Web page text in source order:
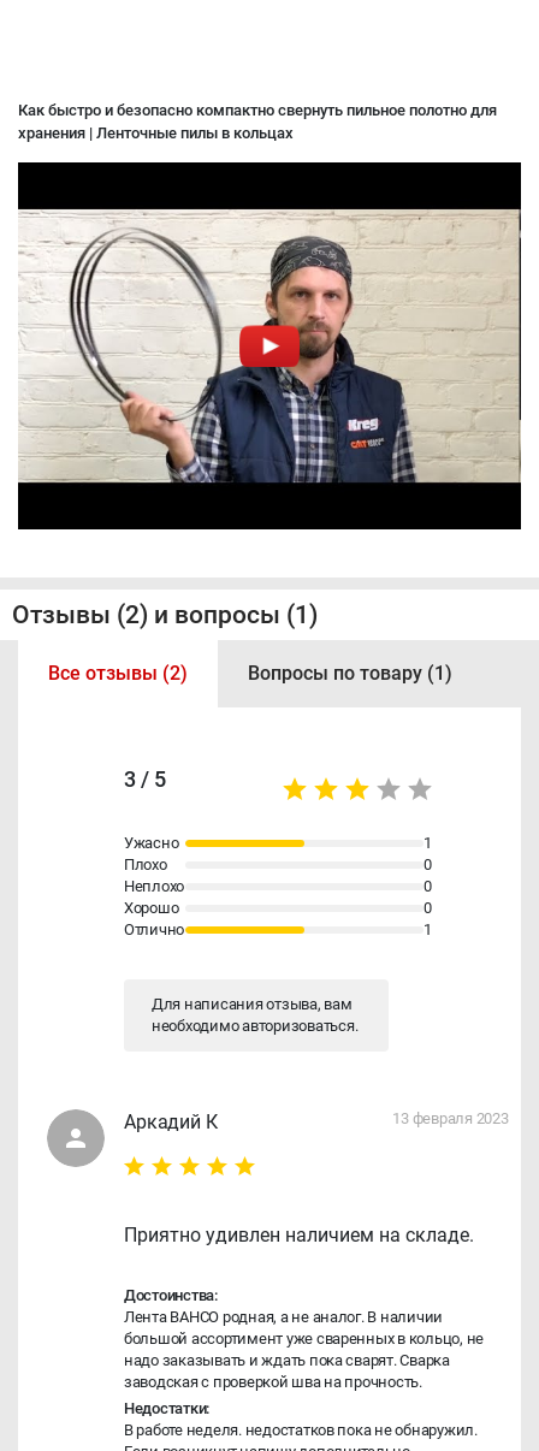
Как быстро и безопасно компактно свернуть пильное полотно для
хранения | Ленточные пилы в кольцах
Отзывы (2) и вопросы (1)
Все отзывы (2) Вопросы по товару (1)
Аркадий К 13 февраля 2023
Приятно удивлен наличием на складе.
Достоинства:
Лента BAHCO родная, а не аналог. В наличии
большой ассортимент уже сваренных в кольцо, не
надо заказывать и ждать пока сварят. Сварка
заводская с проверкой шва на прочность.
Недостатки:
В работе неделя. недостатков пока не обнаружил.
3 / 5
Ужасно
1
Плохо
0
Неплохо
0
Хорошо
0
Отлично
1
Для написания отзыва, вам
необходимоавторизоваться.